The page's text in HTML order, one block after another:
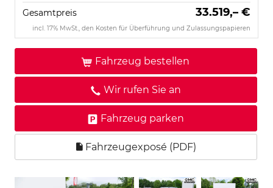
Gesamtpreis 33.519,– €
incl. 17% MwSt., den Kosten für Überführung und Zulassungspapieren
Fahrzeug bestellen
Wir rufen Sie an
Fahrzeug parken
Fahrzeugexposé (PDF)